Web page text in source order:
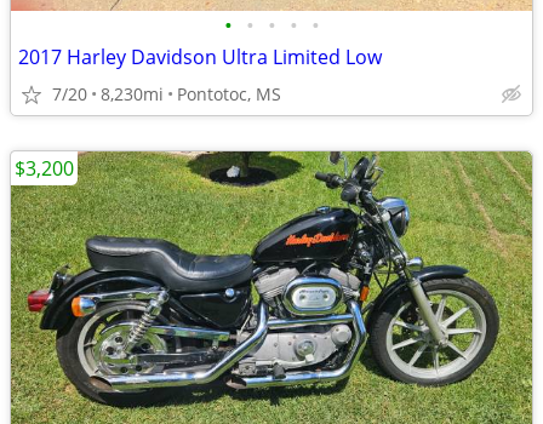
• • • • •
2017 Harley Davidson Ultra Limited Low
7/20 8,230mi Pontotoc, MS
$3,200